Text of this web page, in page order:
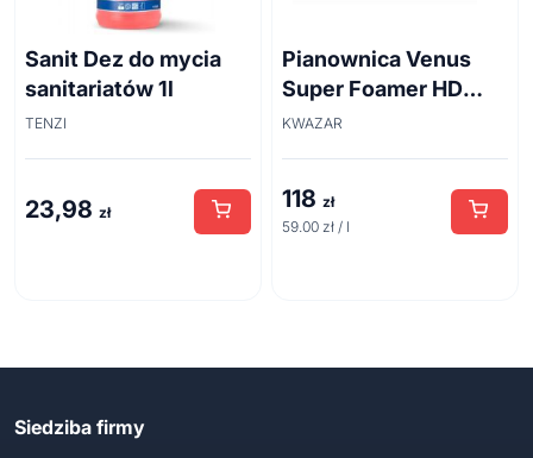
Sanit Dez do mycia
sanitariatów 1l
TENZI
23,98 zł
Pianownica Venus
Super Foamer HD
acid line 2L
KWAZAR
118 zł
59.00 zł / l
Siedziba firmy